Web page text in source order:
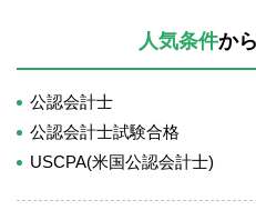
人気条件か
公認会計士
公認会計士試験合格
USCPA(米国公認会計士)